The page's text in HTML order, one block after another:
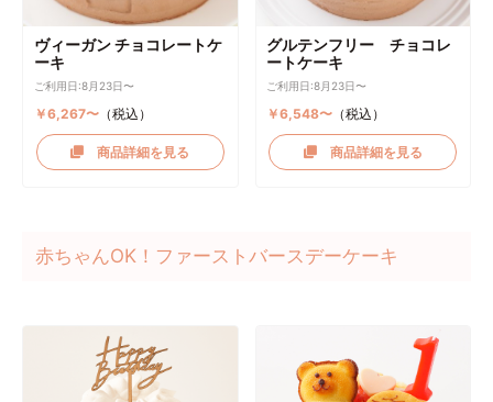
ヴィーガン チョコレートケ
ーキ
ご利用日:8月23日〜
￥6,267〜（税込）
商品詳細を見る
グルテンフリー チョコレ
ートケーキ
ご利用日:8月23日〜
￥6,548〜 （税込）
商品詳細を見る
赤ちゃんOK！ファーストバースデーケーキ